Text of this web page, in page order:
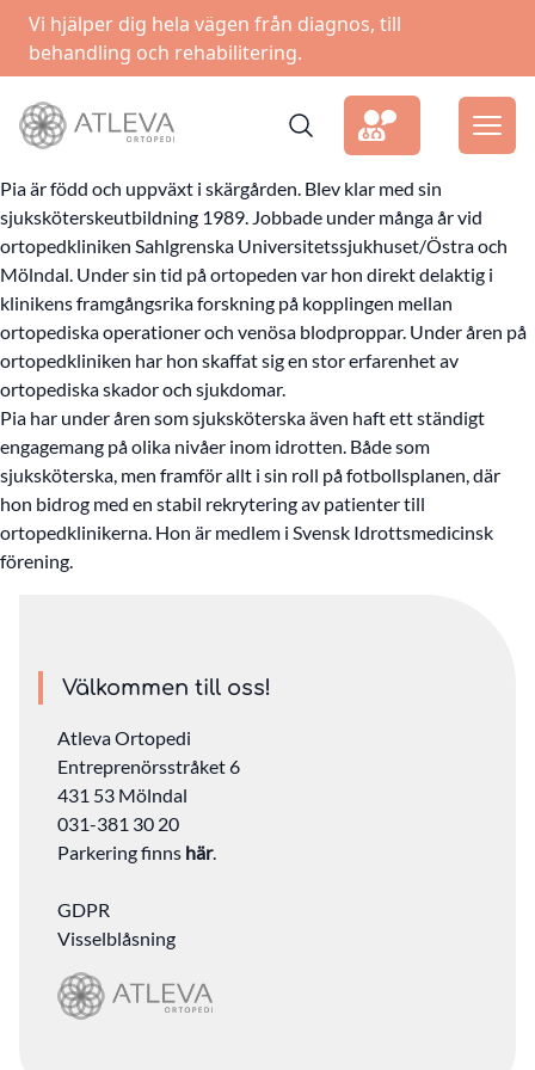
Vi hjälper dig hela vägen från diagnos, till
behandling och rehabilitering.
Pia är född och uppväxt i skärgården. Blev klar med sin
sjuksköterskeutbildning 1989. Jobbade under många år vid
ortopedkliniken Sahlgrenska Universitetssjukhuset/Östra och
Mölndal. Under sin tid på ortopeden var hon direkt delaktig i
klinikens framgångsrika forskning på kopplingen mellan
ortopediska operationer och venösa blodproppar. Under åren på
ortopedkliniken har hon skaffat sig en stor erfarenhet av
ortopediska skador och sjukdomar.
Pia har under åren som sjuksköterska även haft ett ständigt
engagemang på olika nivåer inom idrotten. Både som
sjuksköterska, men framför allt i sin roll på fotbollsplanen, där
hon bidrog med en stabil rekrytering av patienter till
ortopedklinikerna. Hon är medlem i Svensk Idrottsmedicinsk
förening.
Välkommen till oss!
Atleva Ortopedi
Entreprenörsstråket 6
431 53 Mölndal
031-381 30 20
Parkering finns här.
GDPR
Visselblåsning